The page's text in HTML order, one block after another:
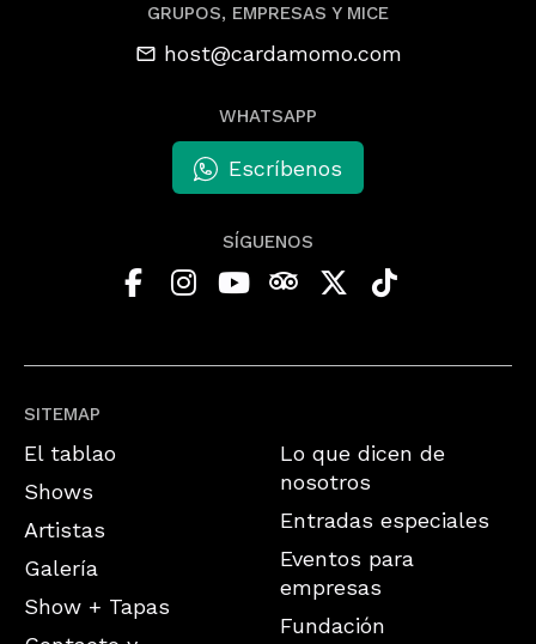
SITEMAP
El tablao
Shows
Artistas
Galería
Show + Tapas
Lo que dicen de
nosotros
Entradas especiales
Eventos para
empresas
Fundación
GRUPOS, EMPRESAS Y MICE
host@cardamomo.com
WHATSAPP
Escríbenos
SÍGUENOS